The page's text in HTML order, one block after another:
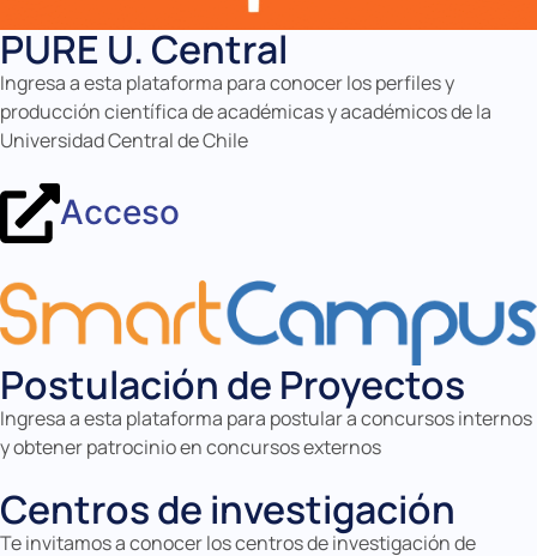
PURE U. Central
Ingresa a esta plataforma para conocer los perfiles y
producción científica de académicas y académicos de la
Universidad Central de Chile
Acceso
Postulación de Proyectos
Ingresa a esta plataforma para postular a concursos internos
y obtener patrocinio en concursos externos
Centros de investigación
Te invitamos a conocer los centros de investigación de